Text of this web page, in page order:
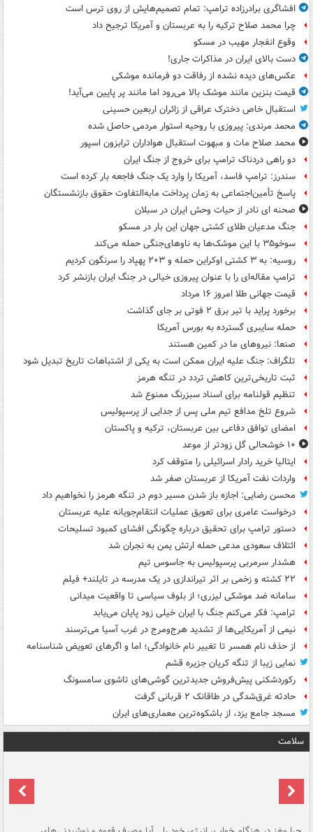
افشاگری برادرزاده ترامپ: تمام تصمیم‌هایش از روی ترس است
چرا محمد صلاح ترکیه را به عربستان و آمریکا ترجیح داد
وقوع انفجار مهیب در مسکو
دست بالای ایران در مذاکرات جاری!
عکس‌های دیده نشده از رفاقت دو فرمانده‌ موشکی
قیمت بنزین مانند موشک بالا می‌رود اما مانند پر پایین می‌آید!
استقبال خاص دخترک عراقی از زائران اربعین حسینی
محمد مرندی: پیروزی با روحیه استوار مردمی حاصل شده
محمد صلاح مات و مبهوت استقبال هواداران ترابزون اسپور
دو راهی دردناک ترامپ برای خروج از جنگ ایران
سندرز: ترامپ فاسد، آمریکا را وارد یک جنگ فاجعه بار کرده است
پاسخ تأمین‌اجتماعی به زمان پرداخت مابه‌التفاوت حقوق بازنشستگان
صحنه ای نادر از حیات وحش ایران در سبلان
جنگ مدعیان طلای کشتی جهان این بار در مسکو
سوخو۳۵ با این موشک‌ها به ناوهای‌جنگی حمله می‌کند
روسیه: به ۳ کشتی اوکراین حمله و ۲۰۳ پهپاد را سرنگون کردیم
ترامپ مقاله‌ای را با عنوان پیروزی خیالی در جنگ ایران بازنشر کرد
قیمت جهانی طلا امروز ۱۶ مرداد
برخورد پراید با تیر برق ۲ فوتی بر جای گذاشت
حمله سایبری گسترده به بورس آمریکا
صنعا: نیروهای ما در کمین‌ هستند
تلگراف: جنگ علیه ایران ممکن است به یکی از اشتباهات تاریخ تبدیل شود
ثبت تاریخی‌ترین کاهش تردد در تنگه هرمز
تنظیم قولنامه برای اسناد سبزرنگ ممنوع شد
شروع تلخ مدافع تیم ملی پس از جدایی از پرسپولیس
امضای توافق دفاعی بین عربستان، ترکیه و پاکستان
۱۰ خوشحالی گل زودتر از موعد
ایتالیا خرید رادار اسرائیلی را متوقف کرد
واردات نفت آمریکا از عربستان صفر شد
محسن رضایی: اجازه باز شدن مسیر دوم در تنگه هرمز را نخواهیم داد
درخواست عامری برای تعویق عملیات انتقام‌جویانه علیه عربستان
دستور ترامپ برای تحقیق درباره چگونگی افشای کمبود تسلیحات
ائتلاف سعودی مدعی حمله ارتش یمن به نجران شد
هشدار سرمربی پرسپولیس به جاسوس تیم
۲۲ کشته و زخمی بر اثر تیراندازی در یک مدرسه در تایلند+ فیلم
سامانه ضد موشکی لیزری؛ از بلوف سیاسی تا واقعیت میدانی
ترامپ: فکر می‌کنم جنگ با ایران خیلی زود پایان می‌یابد
نیمی از آمریکایی‌ها از تشدید هرج‌ومرج در غرب آسیا می‌ترسند
از حذف نام همسر تا تغییر نام خانوادگی؛ اما و اگرهای تعویض شناسنامه
نمایی زیبا از تنگه کریان جزیره قشم
رکوردشکنی پیش‌فروش جدیدترین گوشی‌های تاشوی سامسونگ
حادثه غرق‌شدگی در طاقانک ۲ قربانی گرفت
مسجد جامع یزد، از باشکوه‌ترین معماری‌های ایران
سلامت